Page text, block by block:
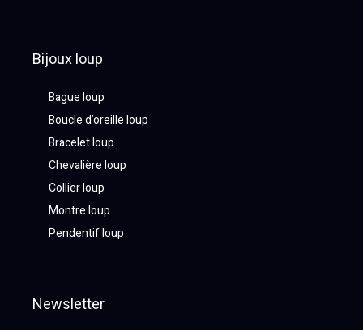
Bijoux loup
Bague loup
Boucle d’oreille loup
Bracelet loup
Chevalière loup
Collier loup
Montre loup
Pendentif loup
Newsletter